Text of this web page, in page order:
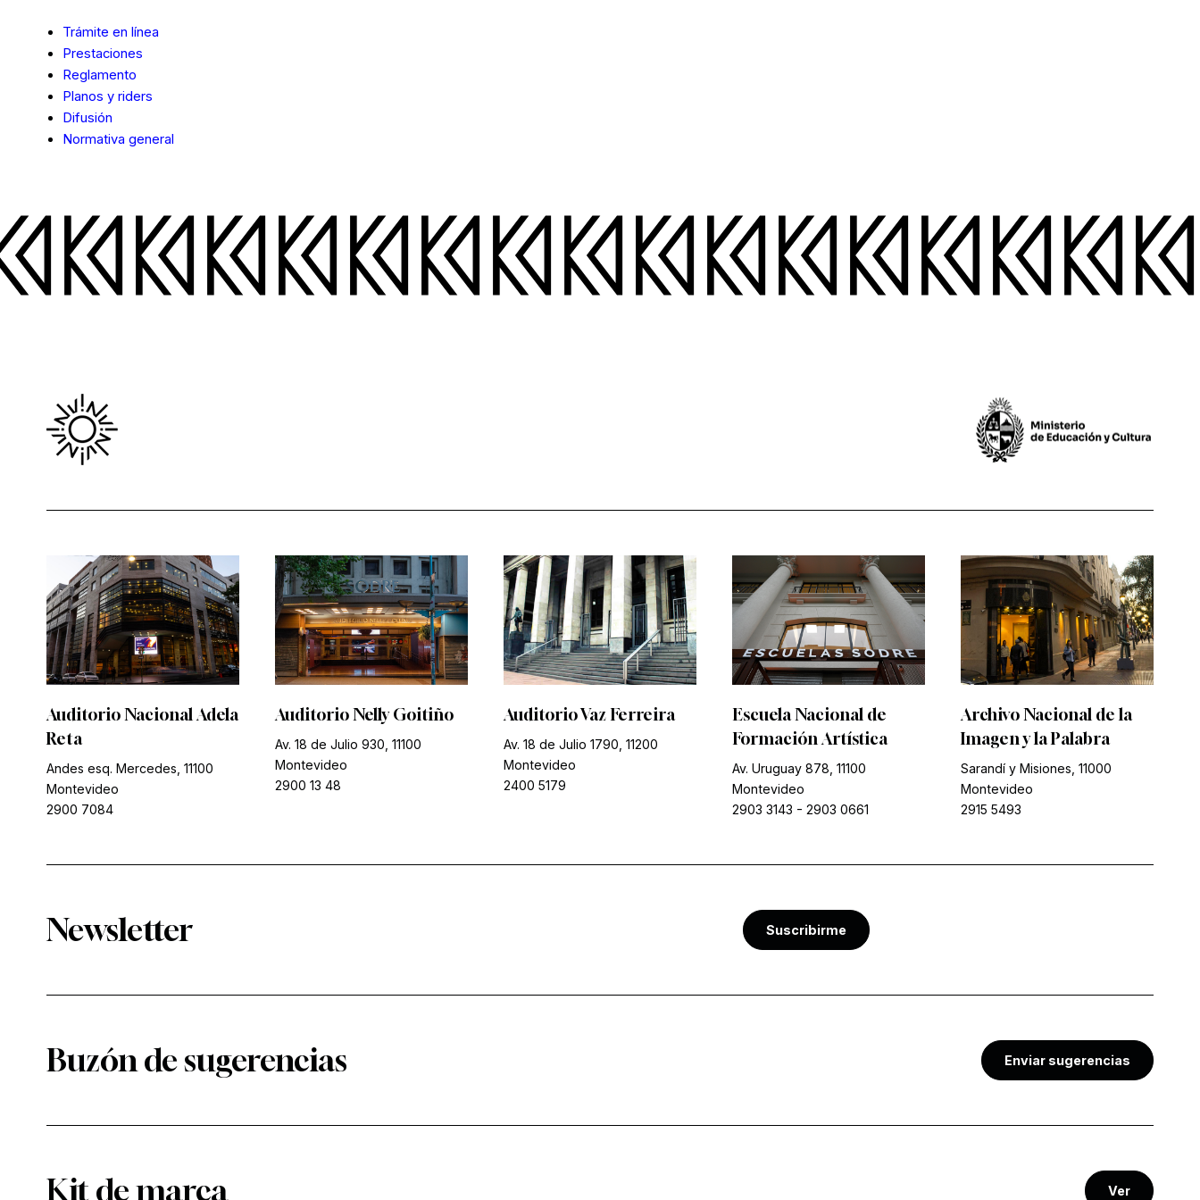
Trámite en línea
Prestaciones
Reglamento
Planos y riders
Difusión
Normativa general
Auditorio Nacional Adela
Reta
Andes esq. Mercedes, 11100
Montevideo
2900 7084
Auditorio Nelly Goitiño
Av. 18 de Julio 930, 11100
Montevideo
2900 13 48
Auditorio Vaz Ferreira
Av. 18 de Julio 1790, 11200
Montevideo
2400 5179
Escuela Nacional de
Formación Artística
Av. Uruguay 878, 11100
Montevideo
2903 3143 - 2903 0661
Archivo Nacional de la
Imagen y la Palabra
Sarandí y Misiones, 11000
Montevideo
2915 5493
Newsletter Suscribirme
Buzón de sugerencias Enviar sugerencias
Kit de marca Ver